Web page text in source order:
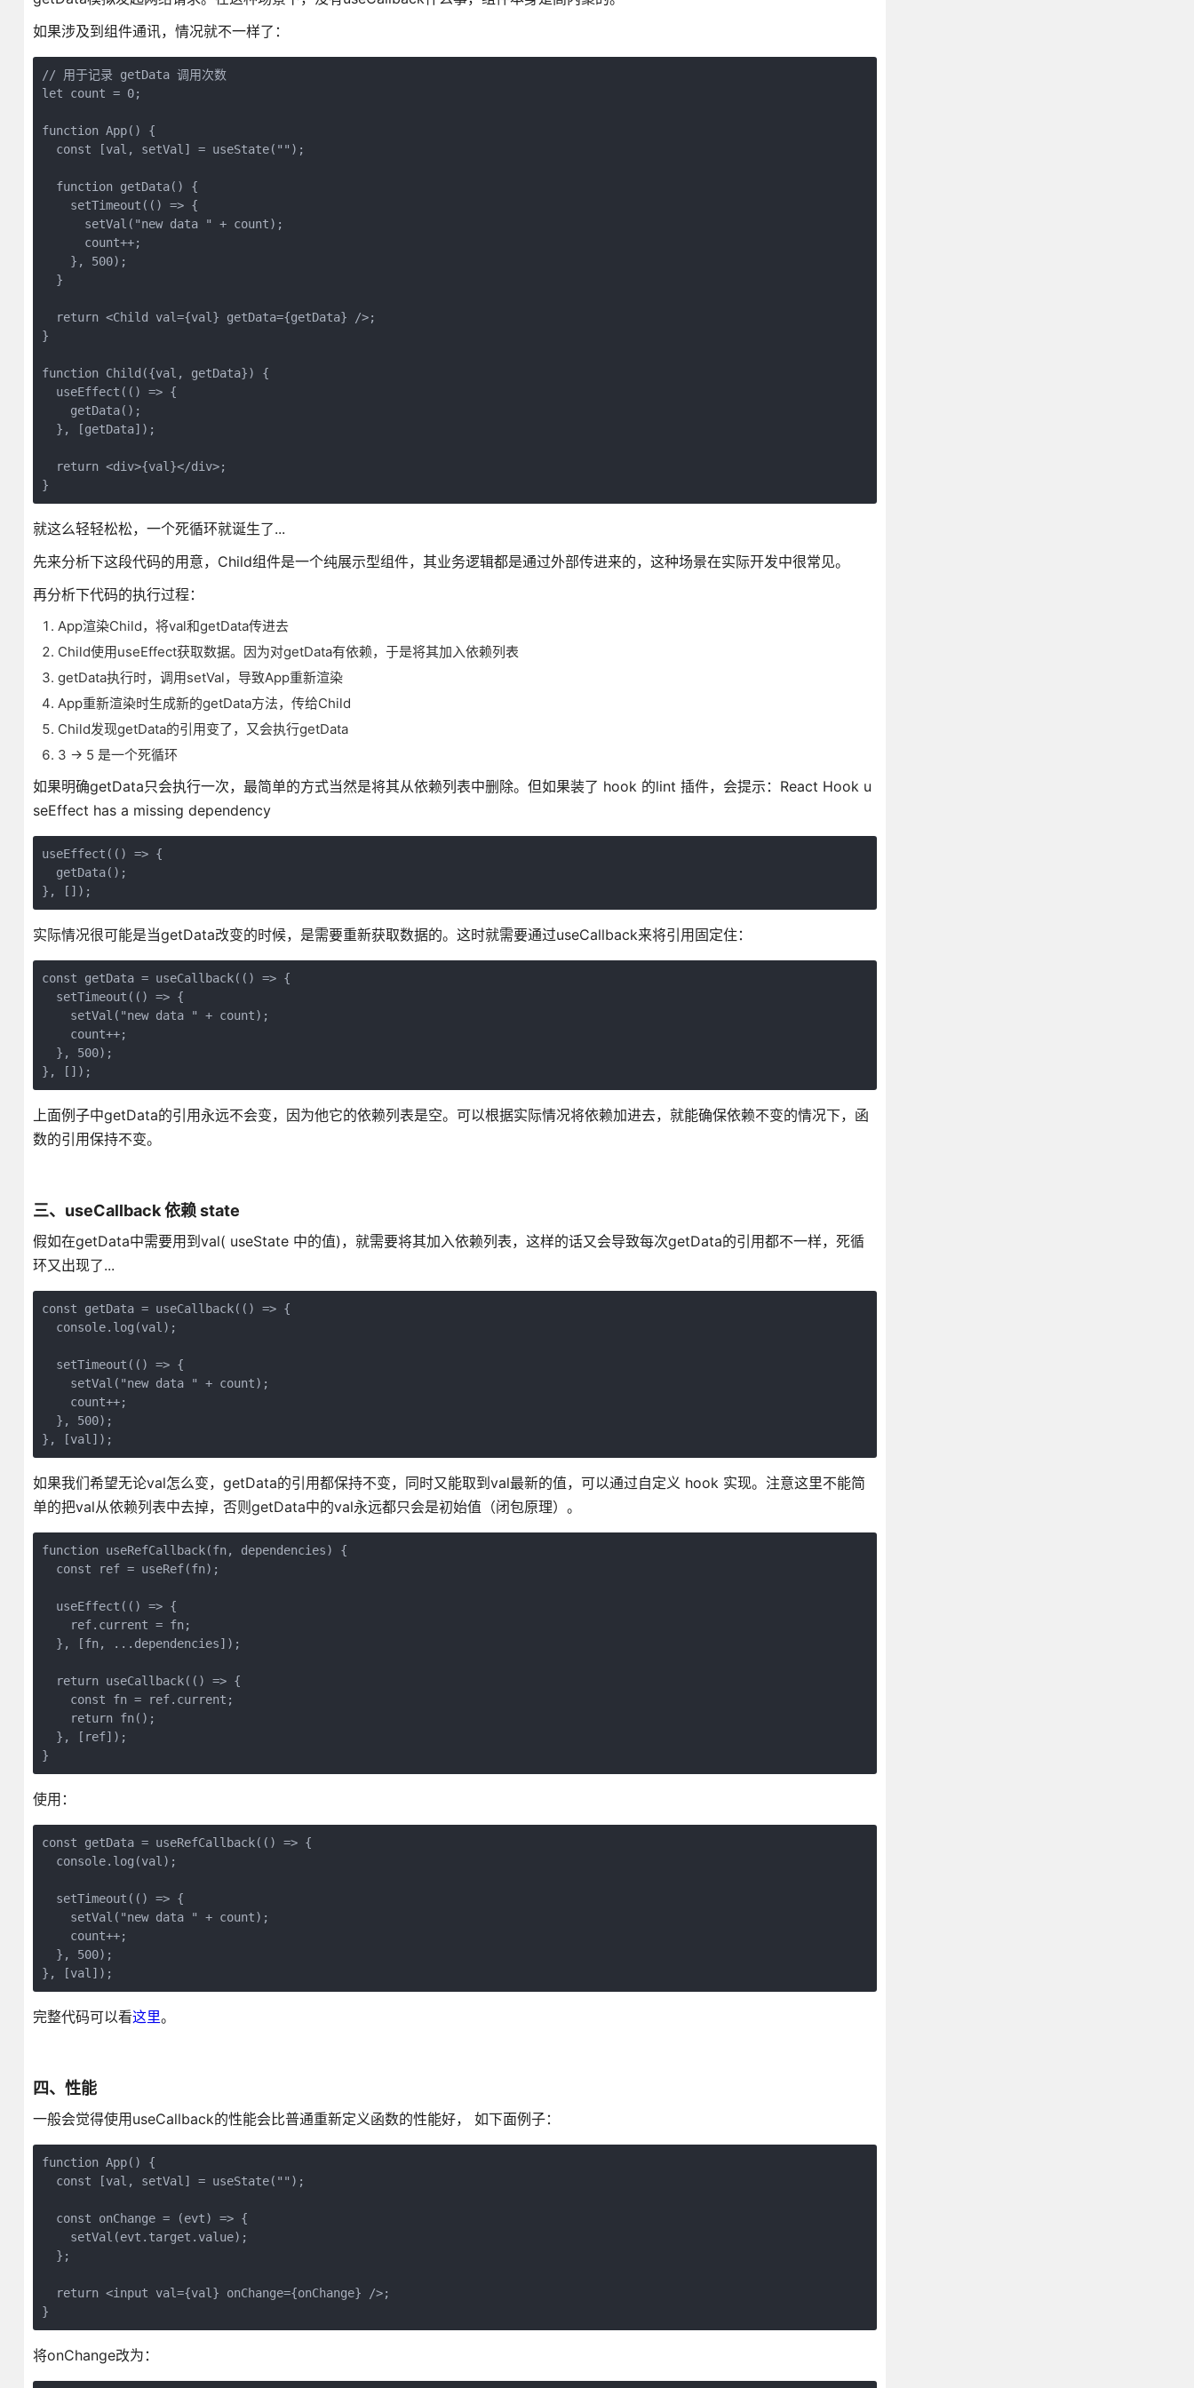
如果涉及到组件通讯，情况就不一样了：
// 用于记录 getData 调用次数
let count = 0;
function App() {
  const [val, setVal] = useState("");
  function getData() {
    setTimeout(() => {
      setVal("new data " + count);
      count++;
    }, 500);
  }
  return <Child val={val} getData={getData} />;
}
function Child({val, getData}) {
  useEffect(() => {
    getData();
  }, [getData]);
  return <div>{val}</div>;
}
就这么轻轻松松，一个死循环就诞生了...
先来分析下这段代码的用意，Child组件是一个纯展示型组件，其业务逻辑都是通过外部传进来的，这种场景在实际开发中很常见。
再分析下代码的执行过程：
App渲染Child，将val和getData传进去
Child使用useEffect获取数据。因为对getData有依赖，于是将其加入依赖列表
getData执行时，调用setVal，导致App重新渲染
App重新渲染时生成新的getData方法，传给Child
Child发现getData的引用变了，又会执行getData
3 -> 5 是一个死循环
如果明确getData只会执行一次，最简单的方式当然是将其从依赖列表中删除。但如果装了 hook 的lint 插件，会提示：React Hook u
seEffect has a missing dependency
useEffect(() => {
  getData();
}, []);
实际情况很可能是当getData改变的时候，是需要重新获取数据的。这时就需要通过useCallback来将引用固定住：
const getData = useCallback(() => {
  setTimeout(() => {
    setVal("new data " + count);
    count++;
  }, 500);
}, []);
上面例子中getData的引用永远不会变，因为他它的依赖列表是空。可以根据实际情况将依赖加进去，就能确保依赖不变的情况下，函
数的引用保持不变。
三、useCallback 依赖 state
假如在getData中需要用到val( useState 中的值)，就需要将其加入依赖列表，这样的话又会导致每次getData的引用都不一样，死循
环又出现了...
const getData = useCallback(() => {
  console.log(val);
  setTimeout(() => {
    setVal("new data " + count);
    count++;
  }, 500);
}, [val]);
如果我们希望无论val怎么变，getData的引用都保持不变，同时又能取到val最新的值，可以通过自定义 hook 实现。注意这里不能简
单的把val从依赖列表中去掉，否则getData中的val永远都只会是初始值（闭包原理）。
function useRefCallback(fn, dependencies) {
  const ref = useRef(fn);
  useEffect(() => {
    ref.current = fn;
  }, [fn, ...dependencies]);
  return useCallback(() => {
    const fn = ref.current;
    return fn();
  }, [ref]);
}
使用：
const getData = useRefCallback(() => {
  console.log(val);
  setTimeout(() => {
    setVal("new data " + count);
    count++;
  }, 500);
}, [val]);
完整代码可以看这里。
四、性能
一般会觉得使用useCallback的性能会比普通重新定义函数的性能好， 如下面例子：
function App() {
  const [val, setVal] = useState("");
  const onChange = (evt) => {
    setVal(evt.target.value);
  };
  return <input val={val} onChange={onChange} />;
}
将onChange改为：